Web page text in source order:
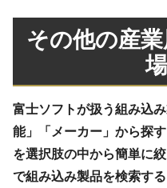
その他の産
富士ソフトが扱う組み込
能」「メーカー」から探
を選択肢の中から簡単に
で組み込み製品を検索す